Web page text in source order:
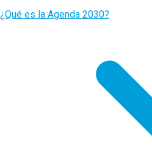
¿Qué es la Agenda 2030?